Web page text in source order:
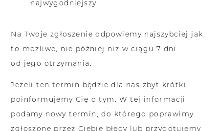
najwygodniejszy.
Na Twoje zgłoszenie odpowiemy najszybciej jak
to możliwe, nie później niż w ciągu 7 dni
od jego otrzymania.
Jeżeli ten termin będzie dla nas zbyt krótki
poinformujemy Cię o tym. W tej informacji
podamy nowy termin, do którego poprawimy
zgłoszone przez Ciebie błędy lub przygotujemy